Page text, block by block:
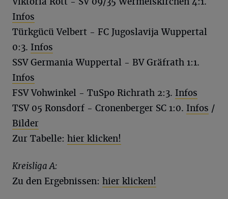
Infos
Türkgücü Velbert - FC Jugoslavija Wuppertal
0:3. Infos
SSV Germania Wuppertal - BV Gräfrath 1:1.
Infos
FSV Vohwinkel - TuSpo Richrath 2:3. Infos
TSV 05 Ronsdorf - Cronenberger SC 1:0. Infos /
Bilder
Zur Tabelle: hier klicken!
Kreisliga A:
Zu den Ergebnissen: hier klicken!